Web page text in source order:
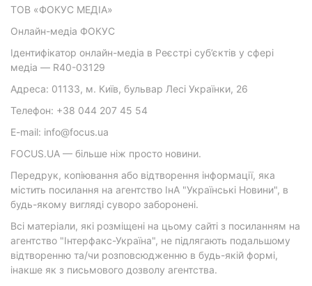
ТОВ «ФОКУС МЕДІА»
Онлайн-медіа ФОКУС
Ідентифікатор онлайн-медіа в Реєстрі суб’єктів у сфері
медіа — R40-03129
Адреса: 01133, м. Київ, бульвар Лесі Українки, 26
Телефон: +38 044 207 45 54
E-mail: info@focus.ua
FOCUS.UA — більше ніж просто новини.
Передрук, копіювання або відтворення інформації, яка
містить посилання на агентство ІнА "Українські Новини", в
будь-якому вигляді суворо заборонені.
Всі матеріали, які розміщені на цьому сайті з посиланням на
агентство "Інтерфакс-Україна", не підлягають подальшому
відтворенню та/чи розповсюдженню в будь-якій формі,
інакше як з письмового дозволу агентства.